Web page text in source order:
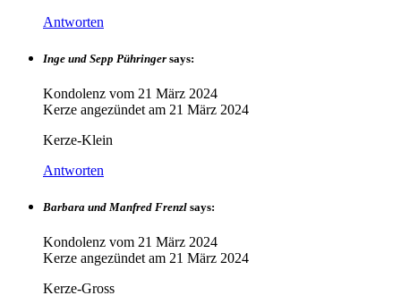
Antworten
Inge und Sepp Pühringer says:
Kondolenz vom 21 März 2024
Kerze angezündet am 21 März 2024
Kerze-Klein
Antworten
Barbara und Manfred Frenzl says:
Kondolenz vom 21 März 2024
Kerze angezündet am 21 März 2024
Kerze-Gross